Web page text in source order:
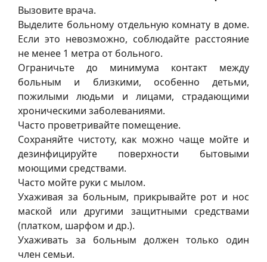
Вызовите врача.
Выделите больному отдельную комнату в доме.
Если это невозможно, соблюдайте расстояние
не менее 1 метра от больного.
Ограничьте до минимума контакт между
больным и близкими, особенно детьми,
пожилыми людьми и лицами, страдающими
хроническими заболеваниями.
Часто проветривайте помещение.
Сохраняйте чистоту, как можно чаще мойте и
дезинфицируйте поверхности бытовыми
моющими средствами.
Часто мойте руки с мылом.
Ухаживая за больным, прикрывайте рот и нос
маской или другими защитными средствами
(платком, шарфом и др.).
Ухаживать за больным должен только один
член семьи.